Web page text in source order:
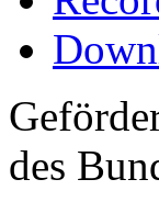
des